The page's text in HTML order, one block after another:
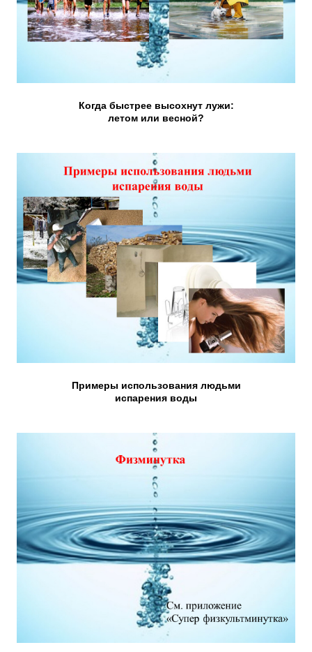
Когда быстрее высохнут лужи:
летом или весной?
Примеры использования людьми
испарения воды